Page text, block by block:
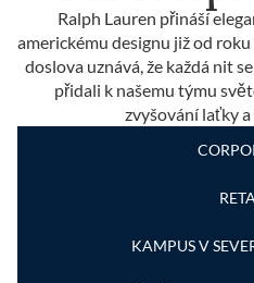
Ralph Lauren přináší
americkému designu již od
doslova uznává, že každá nit
přidali k našemu týmu
zvyšování laťky
KAMPUS V